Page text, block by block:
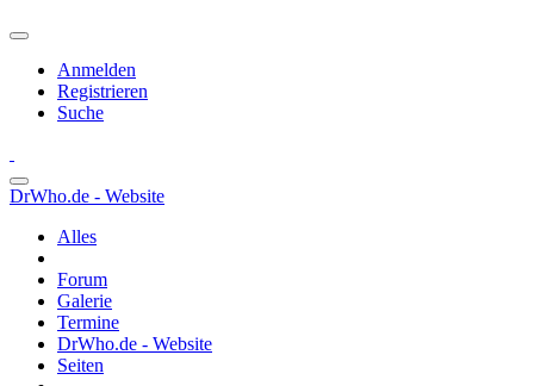
Anmelden
Registrieren
Suche
DrWho.de - Website
Alles
Forum
Galerie
Termine
DrWho.de - Website
Seiten